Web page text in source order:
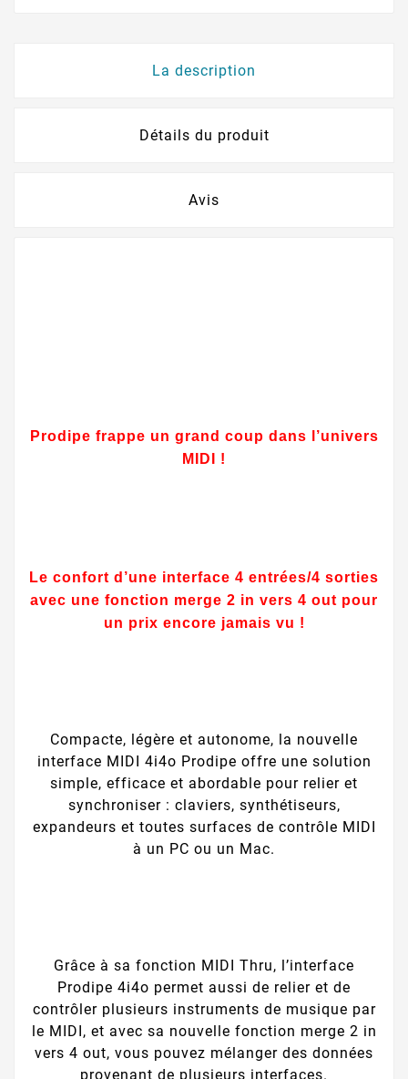
La description
Détails du produit
Avis
Prodipe frappe un grand coup dans l’univers
MIDI !
Le confort d’une interface 4 entrées/4 sorties
avec une fonction merge 2 in vers 4 out pour
un prix encore jamais vu !
Compacte, légère et autonome, la nouvelle
interface MIDI 4i4o Prodipe offre une solution
simple, efficace et abordable pour relier et
synchroniser : claviers, synthétiseurs,
expandeurs et toutes surfaces de contrôle MIDI
à un PC ou un Mac.
Grâce à sa fonction MIDI Thru, l’interface
Prodipe 4i4o permet aussi de relier et de
contrôler plusieurs instruments de musique par
le MIDI, et avec sa nouvelle fonction merge 2 in
vers 4 out, vous pouvez mélanger des données
provenant de plusieurs interfaces.